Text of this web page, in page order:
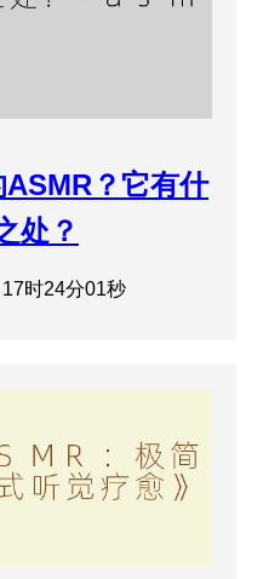
？它有什
处？
时24分01秒